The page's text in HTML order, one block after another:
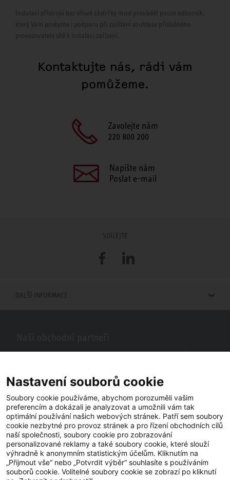
Instalaci přístrojů bez síťové zástrčky musí provádět pouze odborník,
který Vám poskytne i podporu při zajištění souhlasu příslušného
provozovatele sítě k instalaci zařízení.
Kontaktujte nás, rádi vám
pomůžeme.
Zavolejte nám
220 800 200
Napište nám
Poslat e-mail
SDÍLEJTE
FacebookLinkedIn
DALŠÍ INFORMACE
se vám naši partneři ve vašem okolí.
YouTube Facebook LinkedIn
Nastavení souborů cookie
Soubory cookie používáme, abychom porozuměli vašim
preferencím a dokázali je analyzovat a umožnili vám tak
optimální používání našich webových stránek. Patří sem soubory
cookie nezbytné pro provoz stránek a pro řízení obchodních cílů
naší společnosti, soubory cookie pro zobrazování
personalizované reklamy a také soubory cookie, které slouží
výhradně k anonymním statistickým účelům. Kliknutím na
„Přijmout vše“ nebo „Potvrdit výběr“ souhlasíte s používáním
souborů cookie. Volitelné soubory cookie se zobrazí po kliknutí